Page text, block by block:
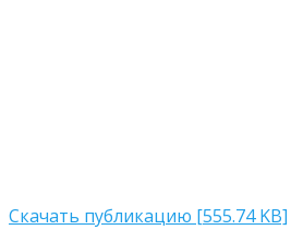
Скачать публикацию [555.74 KB]